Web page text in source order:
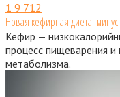
1 9 712
Новая кефирная диета:
Кефир —
процесс пищеварения
метаболизма.